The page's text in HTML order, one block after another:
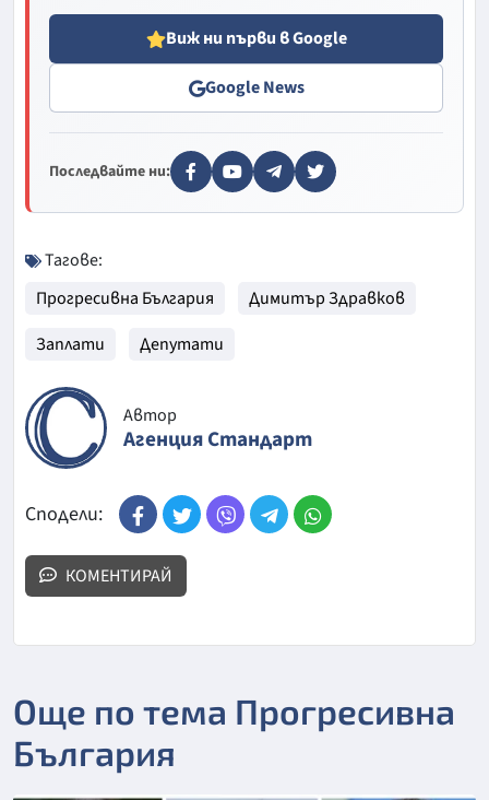
Виж ни първи в Google
Google News
Последвайте ни:
Тагове:
Прогресивна България
Димитър Здравков
Заплати
Депутати
Автор
Агенция Стандарт
Сподели:
КОМЕНТИРАЙ
Още по тема Прогресивна
България